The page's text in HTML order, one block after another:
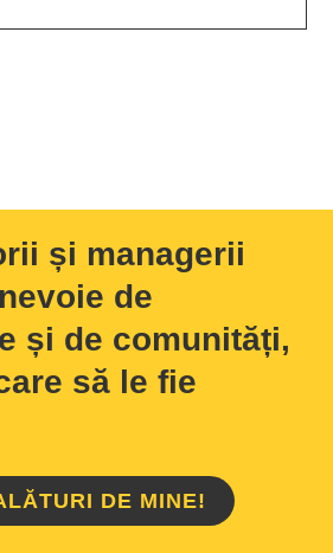
și managerii
de
și de comunități,
să le fie
DE MINE!